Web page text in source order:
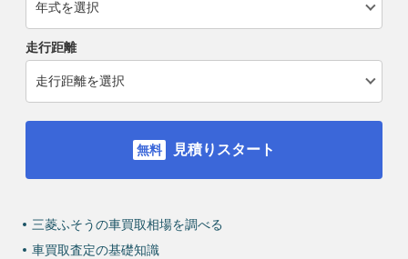
走行距離
見積りスタート
三菱ふそうの車買取相場を調べる
車買取査定の基礎知識